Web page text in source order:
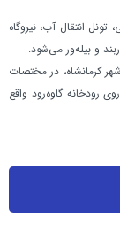
انتقال آب، نيروگاه
و بيله‌ور می‌شود.
و 90 كيلومتري شمال شهر كرمانشاه، در مختصات
و َ 35 و ْ 34 عرض شمالي روي رودخانه گاوه‌رود واقع